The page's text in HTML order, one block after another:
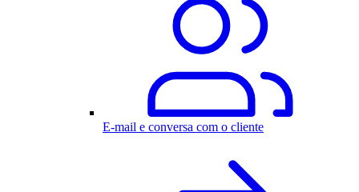
E-mail e conversa com o cliente